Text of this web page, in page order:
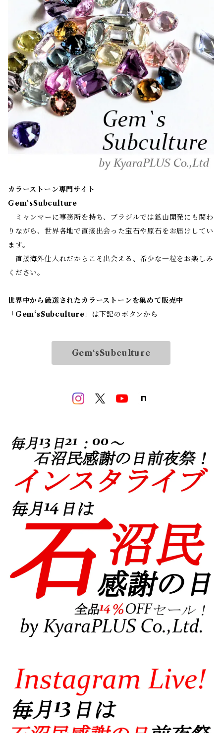
カラーストーン専門サイト
Gem‘sSubculture
ミャンマーに事務所を持ち、ブラジルでは鉱山開発にも関わ
りながら、世界各地で直接出会った宝石や原石をお届けしてい
ます。
直接海外仕入れだからこそ出会える、希少な一粒をお楽しみ
ください。
世界中から厳選されたカラーストーンを集めて販売中
「 Gem‘sSubculture 」は下記のボタンから
Gem‘sSubculture